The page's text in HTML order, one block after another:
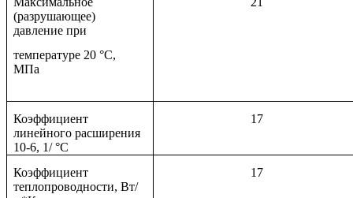
(разрушающее)
давление при
температуре 20 °С,
МПа
Коэффициент
линейного расширения
10-6, 1/ °С
17
Коэффициент
теплопроводности, Вт/
17